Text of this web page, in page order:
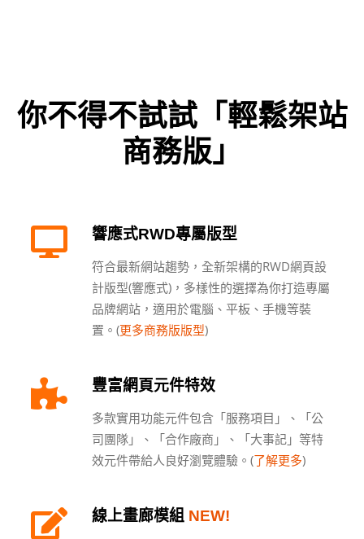
你不得不試試「輕鬆架站
商務版」
響應式RWD專屬版型
符合最新網站趨勢，全新架構的RWD網頁設
計版型(響應式)，多樣性的選擇為你打造專屬
品牌網站，適用於電腦、平板、手機等裝
置。(更多商務版版型)
豐富網頁元件特效
多款實用功能元件包含「服務項目」、「公
司團隊」、「合作廠商」、「大事記」等特
效元件帶給人良好瀏覽體驗。(了解更多)
線上畫廊模組 NEW!